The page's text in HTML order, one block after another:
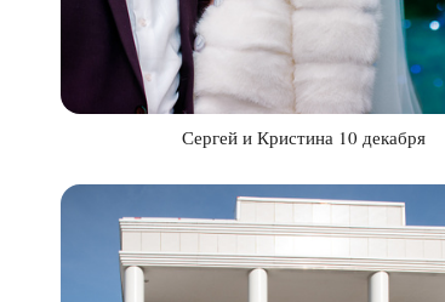
Сергей и Кристина 10 декабря